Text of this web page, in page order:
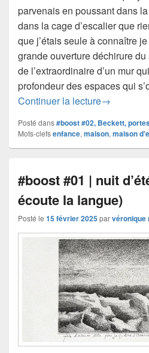
parvenais en poussant dans
dans la cage d’escalier que
que j’étais seule à connaître
grande ouverture déchirure du
de l’extraordinaire d’un mur
profondeur des espaces qui
Continuer la lecture#boost
→
Posté dans#boost #02, Beckett,
Mots-clefsenfance, maison, maison
#boost #01 | nuit
écoute la langue)
Posté le 15 février 2025parvéronique